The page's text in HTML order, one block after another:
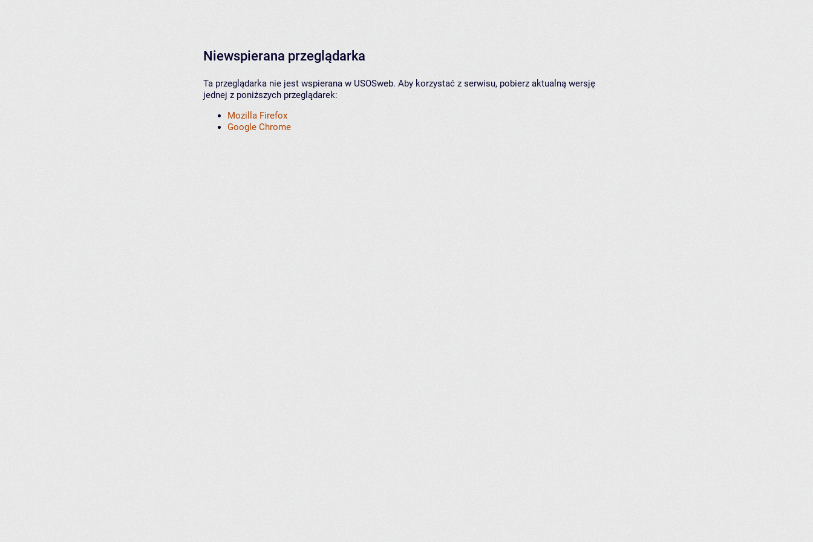
Niewspierana przeglądarka
Ta przeglądarka nie jest wspierana w USOSweb. Aby korzystać z serwisu, pobierz aktualną wersję
jednej z poniższych przeglądarek:
Mozilla Firefox
Google Chrome